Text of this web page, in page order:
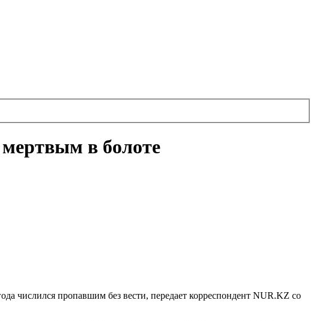
в болоте
числился пропавшим без вести, передает корреспондент NUR.KZ со